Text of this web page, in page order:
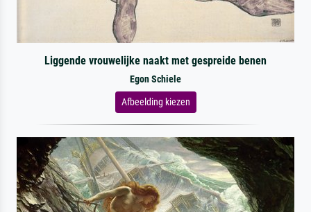
Liggende vrouwelijke naakt met gespreide benen
Egon Schiele
Afbeelding kiezen